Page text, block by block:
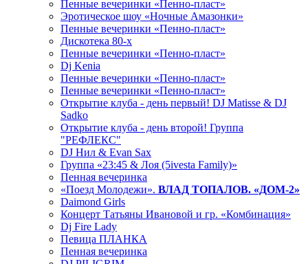
Пенные вечеринки «Пенно-пласт»
Эротическое шоу «Ночные Амазонки»
Пенные вечеринки «Пенно-пласт»
Дискотека 80-х
Пенные вечеринки «Пенно-пласт»
Dj Kenia
Пенные вечеринки «Пенно-пласт»
Пенные вечеринки «Пенно-пласт»
Открытие клуба - день первый! DJ Matisse & DJ
Sadko
Открытие клуба - день второй! Группа
"РЕФЛЕКС"
DJ Нил & Evan Sax
Группа «23:45 & Лоя (5ivesta Family)»
Пенная вечеринка
«Поезд Молодежи». ВЛАД ТОПАЛОВ. «ДОМ-2»
Daimond Girls
Концерт Татьяны Ивановой и гр. «Комбинация»
Dj Fire Lady
Певица ПЛАНКА
Пенная вечеринка